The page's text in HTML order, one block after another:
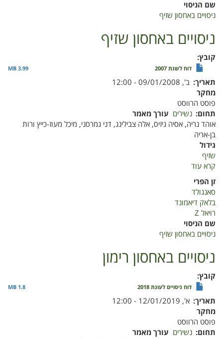
שם הניסוי
ניסויים באחסון שזיף
ניסויים באחסון שזיף
קובץ
דוח לשנת 2007 3.99 MB
תאריך ב', 09/01/2008 - 12:00
מחקר
פוסט הרווסט
תחום נשירים עורך מאמר
אוהד נריה, אסיה גיזיס, אלה צבילינג, דני גמרסני, מיכל מעוז-כייץ ורות
בן-אריה
גידול
שזיף
קרא עוד
זן הפרי
סאנגולד
בלאק דיאמונד
רויאל Z
שם הניסוי
ניסויים באחסון שזיף
ניסויים באחסון רימון
קובץ
דוח ניסויים לעונת 2018 1.8 MB
תאריך א', 12/01/2019 - 12:00
מחקר
פוסט הרווסט
תחום נשירים עורך מאמר